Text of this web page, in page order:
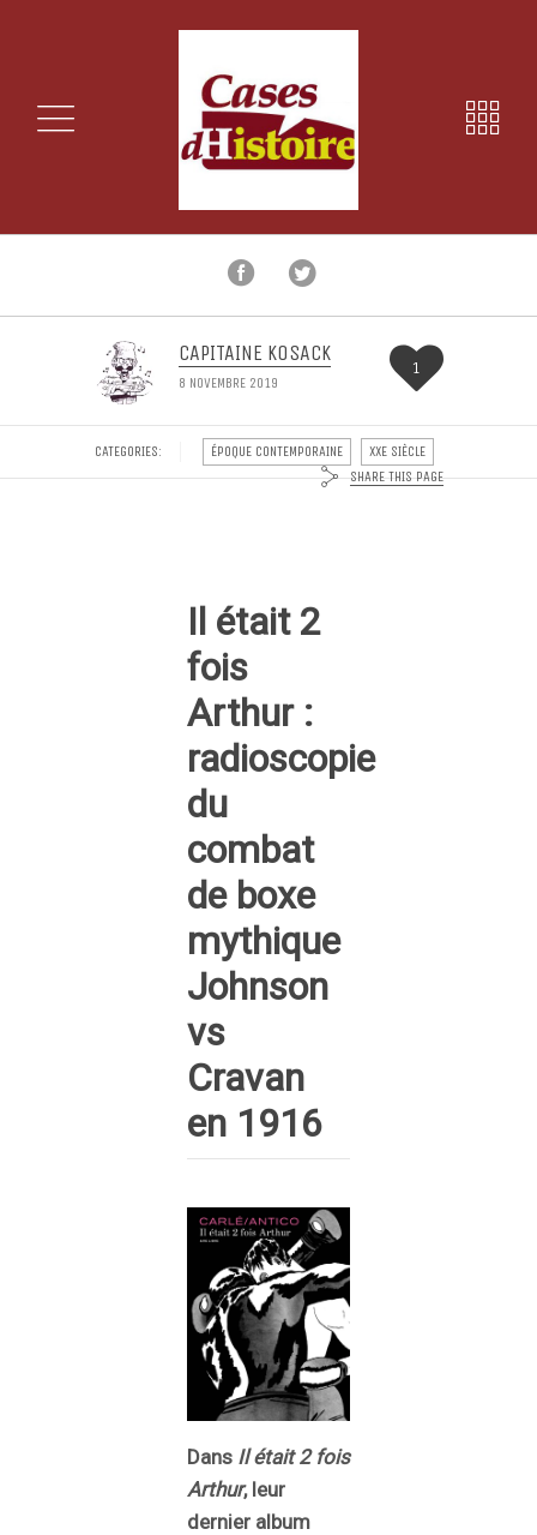
CAPITAINE KOSACK
8 NOVEMBRE 2019
1
CATEGORIES: ÉPOQUE CONTEMPORAINE
XXE SIÈCLE
SHARE THIS PAGE
Il était 2
fois
Arthur :
radioscopie
du
combat
de boxe
mythique
Johnson
vs
Cravan
en 1916
Dans Il était 2 fois
Arthur, leur
dernier album